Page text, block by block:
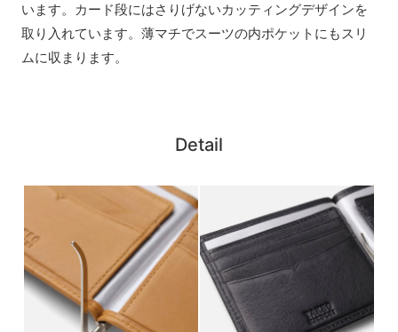
います。カード段にはさりげないカッティングデザインを
取り入れています。薄マチでスーツの内ポケットにもスリ
ムに収まります。
Detail